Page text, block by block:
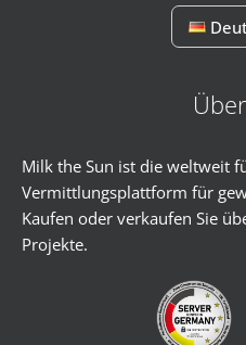
Milk the Sun ist die weltweit
Vermittlungsplattform für
Kaufen oder verkaufen Sie
Projekte.